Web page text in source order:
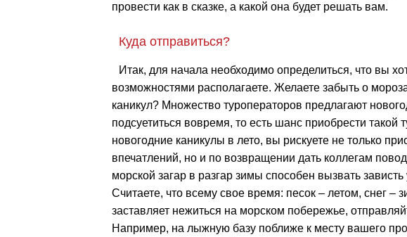
провести как в сказке, а какой она будет решать вам.
Куда отправиться?
Итак, для начала необходимо определиться, что вы
возможностями располагаете. Желаете забыть о
каникул? Множество туроператоров предлагают
подсуетиться вовремя, то есть шанс приобрести такой
новогодние каникулы в лето, вы рискуете не только
впечатлений, но и по возвращении дать коллегам
морской загар в разгар зимы способен вызвать зависть
Считаете, что всему свое время: песок – летом, снег –
заставляет нежиться на морском побережье,
Например, на лыжную базу поближе к месту вашего